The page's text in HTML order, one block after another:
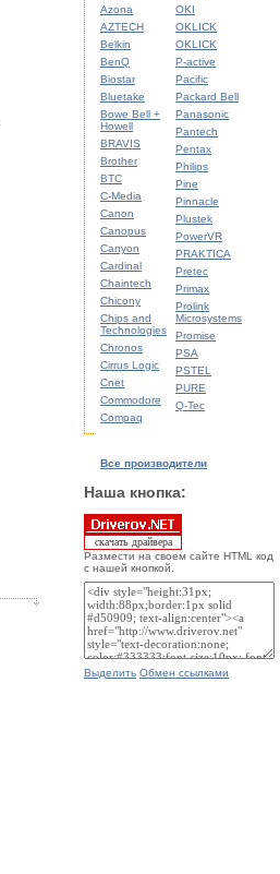
Azona
AZTECH
Belkin
BenQ
Biostar
Bluetake
Bowe Bell +
Howell
BRAVIS
Brother
BTC
C-Media
Canon
Canopus
Canyon
Cardinal
Chaintech
Chicony
Chips and
Technologies
Chronos
Cirrus Logic
Cnet
Commodore
Compaq
OKI
OKLICK
OKLICK
P-active
Pacific
Packard Bell
Panasonic
Pantech
Pentax
Philips
Pine
Pinnacle
Plustek
PowerVR
PRAKTICA
Pretec
Primax
Prolink
Microsystems
Promise
PSA
PSTEL
PURE
Q-Tec
Все производители
Наша кнопка:
скачать драйвера
Размести на своем сайте HTML код
с нашей кнопкой.
Выделить Обмен ссылками